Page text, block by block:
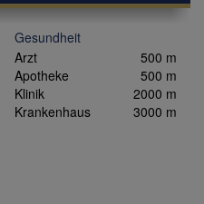
Gesundheit
Arzt
500 m
Apotheke
500 m
Klinik
2000 m
Krankenhaus
3000 m